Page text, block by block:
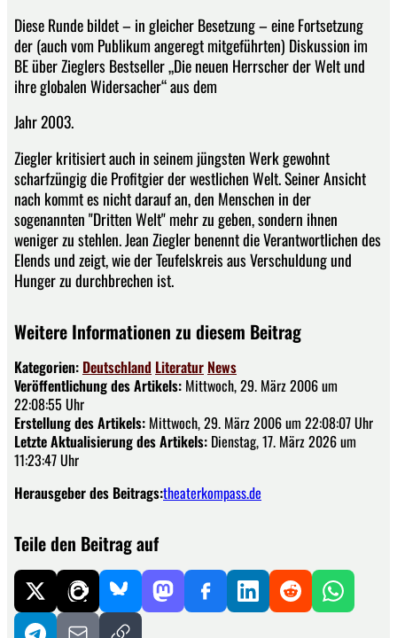
Diese Runde bildet – in gleicher Besetzung – eine Fortsetzung
der (auch vom Publikum angeregt mitgeführten) Diskussion im
BE über Zieglers Bestseller „Die neuen Herrscher der Welt und
ihre globalen Widersacher“ aus dem
Jahr 2003.
Ziegler kritisiert auch in seinem jüngsten Werk gewohnt
scharfzüngig die Profitgier der westlichen Welt. Seiner Ansicht
nach kommt es nicht darauf an, den Menschen in der
sogenannten "Dritten Welt" mehr zu geben, sondern ihnen
weniger zu stehlen. Jean Ziegler benennt die Verantwortlichen des
Elends und zeigt, wie der Teufelskreis aus Verschuldung und
Hunger zu durchbrechen ist.
Weitere Informationen zu diesem Beitrag
Kategorien: Deutschland Literatur News
Veröffentlichung des Artikels: Mittwoch, 29. März 2006 um
22:08:55 Uhr
Erstellung des Artikels: Mittwoch, 29. März 2006 um 22:08:07 Uhr
Letzte Aktualisierung des Artikels: Dienstag, 17. März 2026 um
11:23:47 Uhr
Herausgeber des Beitrags:theaterkompass.de
Teile den Beitrag auf